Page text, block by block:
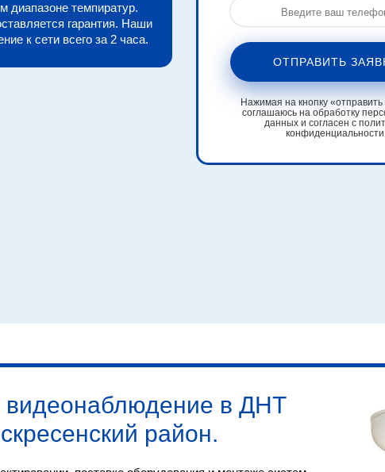
диапазоне темпиратур.
гарантия. Наши
к сети всего за 2 часа.
ОТПРАВИТЬ
Нажимая на кнопку «отправить
соглашаюсь на обработку
данных и согласен с
конфиденциальности
видеонаблюдение в ДНТ
район.